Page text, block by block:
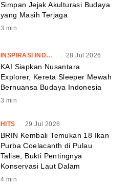
Simpan Jejak Akulturasi Budaya
yang Masih Terjaga
3 min
INSPIRASI INDONESIA 28 Jul 2026
KAI Siapkan Nusantara
Explorer, Kereta Sleeper Mewah
Bernuansa Budaya Indonesia
3 min
HITS 29 Jul 2026
BRIN Kembali Temukan 18 Ikan
Purba Coelacanth di Pulau
Talise, Bukti Pentingnya
Konservasi Laut Dalam
4 min